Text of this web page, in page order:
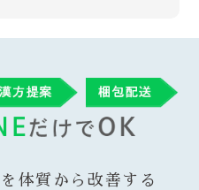
日には発送させてい
ますが、その場合は
送させていただきま
再度ご購入いただい
ご提供する漢方も変
ます。
では新宿の実店舗で
100選（都内では3店
陽堂で研鑽を積んだ
籍している為、オン
用いただけます。
体質から改善する